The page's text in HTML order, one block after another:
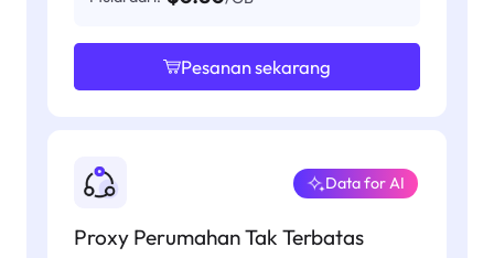
Pesanan sekarang
Proxy Perumahan Tak Terbatas
Data for AI